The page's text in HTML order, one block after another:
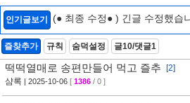
인기글보기 (● 최종 수정● ) 긴글 수정했습
즐찾추가 규칙 숨덕설정 글10/댓글1
떡떡열매로 송편만들어 먹고 즐추
[2]
샴록 | 2025-10-06 [ 1386 / 0 ]